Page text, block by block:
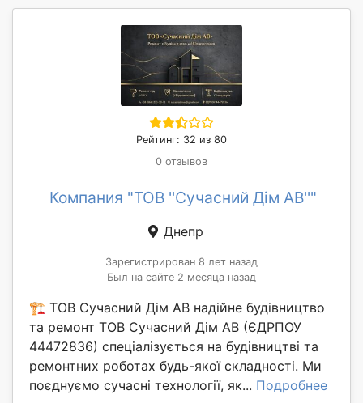
Рейтинг: 32 из 80
0 отзывов
Компания "ТОВ ''Сучасний Дім АВ''"
Днепр
Зарегистрирован 8 лет назад
Был на сайте 2 месяца назад
🏗️ ТОВ Сучасний Дім АВ надійне будівництво
та ремонт ТОВ Сучасний Дім АВ (ЄДРПОУ
44472836) спеціалізується на будівництві та
ремонтних роботах будь-якої складності. Ми
поєднуємо сучасні технології, як... Подробнее